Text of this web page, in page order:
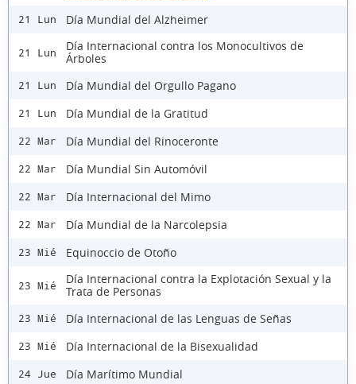
21 Lun Día Mundial del Alzheimer
21 Lun
Día Internacional contra los Monocultivos de
Árboles
21 Lun Día Mundial del Orgullo Pagano
21 Lun Día Mundial de la Gratitud
22 Mar Día Mundial del Rinoceronte
22 Mar Día Mundial Sin Automóvil
22 Mar Día Internacional del Mimo
22 Mar Día Mundial de la Narcolepsia
23 Mié Equinoccio de Otoño
23 Mié
Día Internacional contra la Explotación Sexual y la
Trata de Personas
23 Mié Día Internacional de las Lenguas de Señas
23 Mié Día Internacional de la Bisexualidad
24 Jue Día Marítimo Mundial